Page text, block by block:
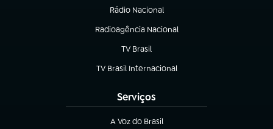
Rádio Nacional
Radioagência Nacional
(abre em nova aba)
TV Brasil
(abre em nova aba)
TV Brasil Internacional
(abre em nova aba)
Serviços
A Voz do Brasil
(abre em nova aba)